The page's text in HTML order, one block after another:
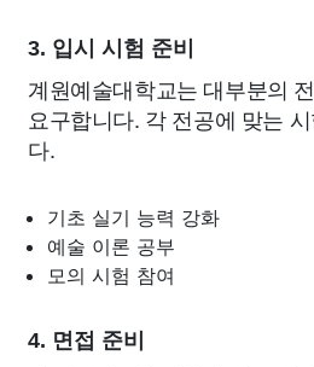
3. 입시 시험 준비
계원예술대학교는 대부분의
요구합니다. 각 전공에 맞는
다.
기초 실기 능력 강화
예술 이론 공부
모의 시험 참여
4. 면접 준비